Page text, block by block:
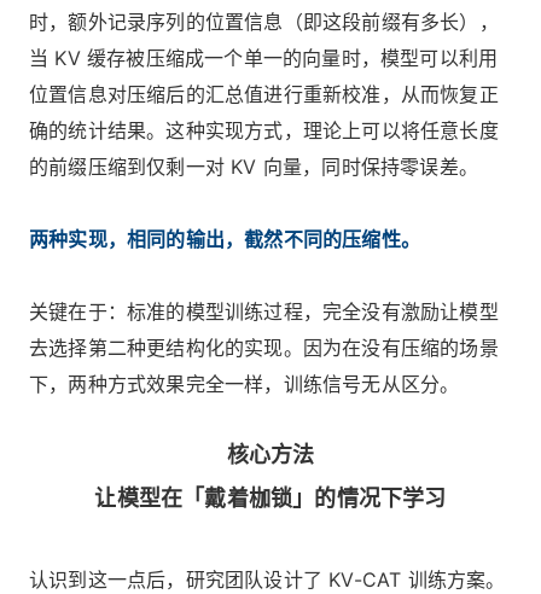
时，额外记录序列的位置信息（即这段前缀有多长），
当 KV 缓存被压缩成一个单一的向量时，模型可以利用
位置信息对压缩后的汇总值进行重新校准，从而恢复正
确的统计结果。这种实现方式，理论上可以将任意长度
的前缀压缩到仅剩一对 KV 向量，同时保持零误差。
两种实现，相同的输出，截然不同的压缩性。
关键在于：标准的模型训练过程，完全没有激励让模型
去选择第二种更结构化的实现。因为在没有压缩的场景
下，两种方式效果完全一样，训练信号无从区分。
核心方法
让模型在「戴着枷锁」的情况下学习
认识到这一点后，研究团队设计了 KV-CAT 训练方案。